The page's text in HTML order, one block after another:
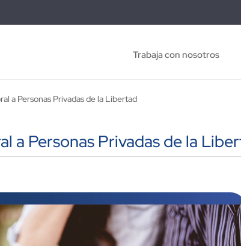
Trabaja con nosotros
a Personas Privadas de la Libertad
a Personas Privadas de la